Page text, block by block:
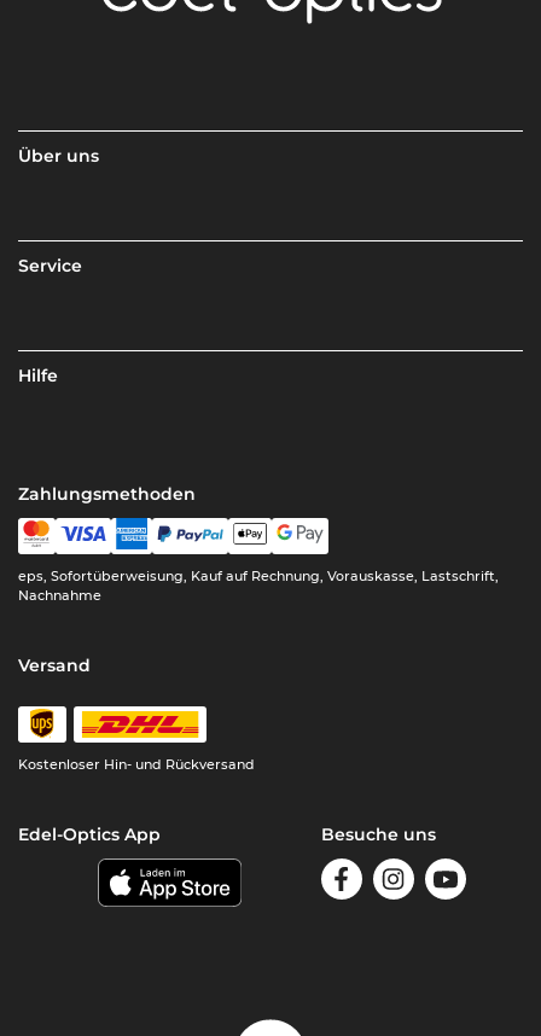
Über uns
Service
Hilfe
Zahlungsmethoden
eps, Sofortüberweisung, Kauf auf Rechnung, Vorauskasse, Lastschrift,
Nachnahme
Versand
Kostenloser Hin- und Rückversand
Edel-Optics App Besuche uns